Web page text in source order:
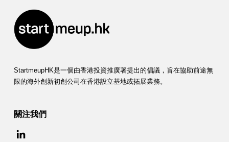
StartmeupHK是一個由香港投資推廣署提出的倡議，旨在協助前途無
限的海外創新初創公司在香港設立基地或拓展業務。
關注我們